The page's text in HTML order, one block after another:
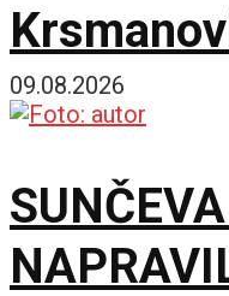
09.08.2026